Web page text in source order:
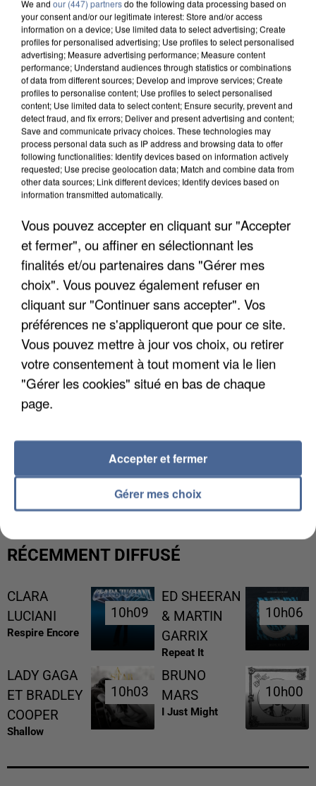
APRÈS TOUTES CES CANICULES, LES REFUGES
L’UN DES FONDATEURS SUPPOSÉS DE LA DZ
MAFIA INTERPELLÉ EN ALGÉRIE
RÉCEMMENT DIFFUSÉ
CLARA
LUCIANI
Respire Encore
10h09
10h09
ED SHEERAN
& MARTIN
GARRIX
Repeat It
10h06
10h06
LADY GAGA
ET BRADLEY
COOPER
Shallow
10h03
10h03
BRUNO
MARS
I Just Might
10h00
10h00
We and our (447) partnersdo the following data processing based on
your consent and/or our legitimate interest: Store and/or access
information on a device; Use limited data to select advertising; Create
profiles for personalised advertising; Use profiles to select personalised
advertising; Measure advertising performance; Measure content
performance; Understand audiences through statistics or combinations
of data from different sources; Develop and improve services; Create
profiles to personalise content; Use profiles to select personalised
content; Use limited data to select content; Ensure security, prevent and
detect fraud, and fix errors; Deliver and present advertising and content;
Save and communicate privacy choices. These technologies may
process personal data such as IP address and browsing data to offer
following functionalities: Identify devices based on information actively
requested; Use precise geolocation data; Match and combine data from
other data sources; Link different devices; Identify devices based on
information transmitted automatically.
Vous pouvez accepter en cliquant sur "Accepter
et fermer", ou affiner en sélectionnant les
finalités et/ou partenaires dans "Gérer mes
choix". Vous pouvez également refuser en
cliquant sur "Continuer sans accepter". Vos
préférences ne s'appliqueront que pour ce site.
Vous pouvez mettre à jour vos choix, ou retirer
votre consentement à tout moment via le lien
"Gérer les cookies" situé en bas de chaque
page.
Gérer mes choix
Accepter et fermer